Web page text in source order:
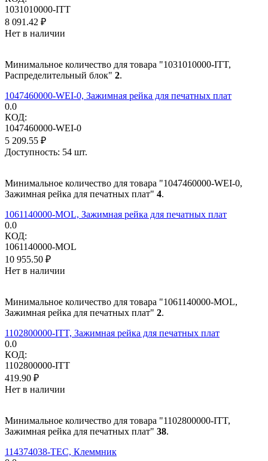
1031010000-ITT
8 091.42 ₽
Нет в наличии
Минимальное количество для товара "1031010000-ITT,
Распределительный блок" 2.
1047460000-WEI-0, Зажимная рейка для печатных плат
0.0
КОД:
1047460000-WEI-0
5 209.55 ₽
Доступность: 54 шт.
Минимальное количество для товара "1047460000-WEI-0,
Зажимная рейка для печатных плат" 4.
1061140000-MOL, Зажимная рейка для печатных плат
0.0
КОД:
1061140000-MOL
10 955.50 ₽
Нет в наличии
Минимальное количество для товара "1061140000-MOL,
Зажимная рейка для печатных плат" 2.
1102800000-ITT, Зажимная рейка для печатных плат
0.0
КОД:
1102800000-ITT
419.90 ₽
Нет в наличии
Минимальное количество для товара "1102800000-ITT,
Зажимная рейка для печатных плат" 38.
114374038-TEC, Клеммник